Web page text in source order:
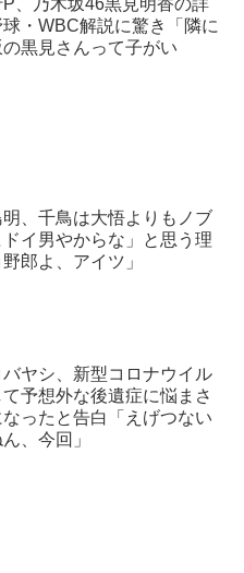
球・WBC解説に驚き「隣に
黒見さんって子がい
、千鳥は大悟よりもノブ
イ男やからな」と思う理
郎よ、アイツ」
ヤシ、新型コロナウイル
予想外な後遺症に悩まさ
ったと告白「えげつない
、今回」